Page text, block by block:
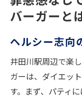
バーガーと
ヘルシー志向
井田川駅周辺で楽
ガーは、ダイエッ
す。まず、パティ